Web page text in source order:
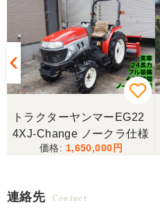
トラクターヤンマーEG22
4XJ-Change ノークラ仕様
1,650,000
連絡先 Contact